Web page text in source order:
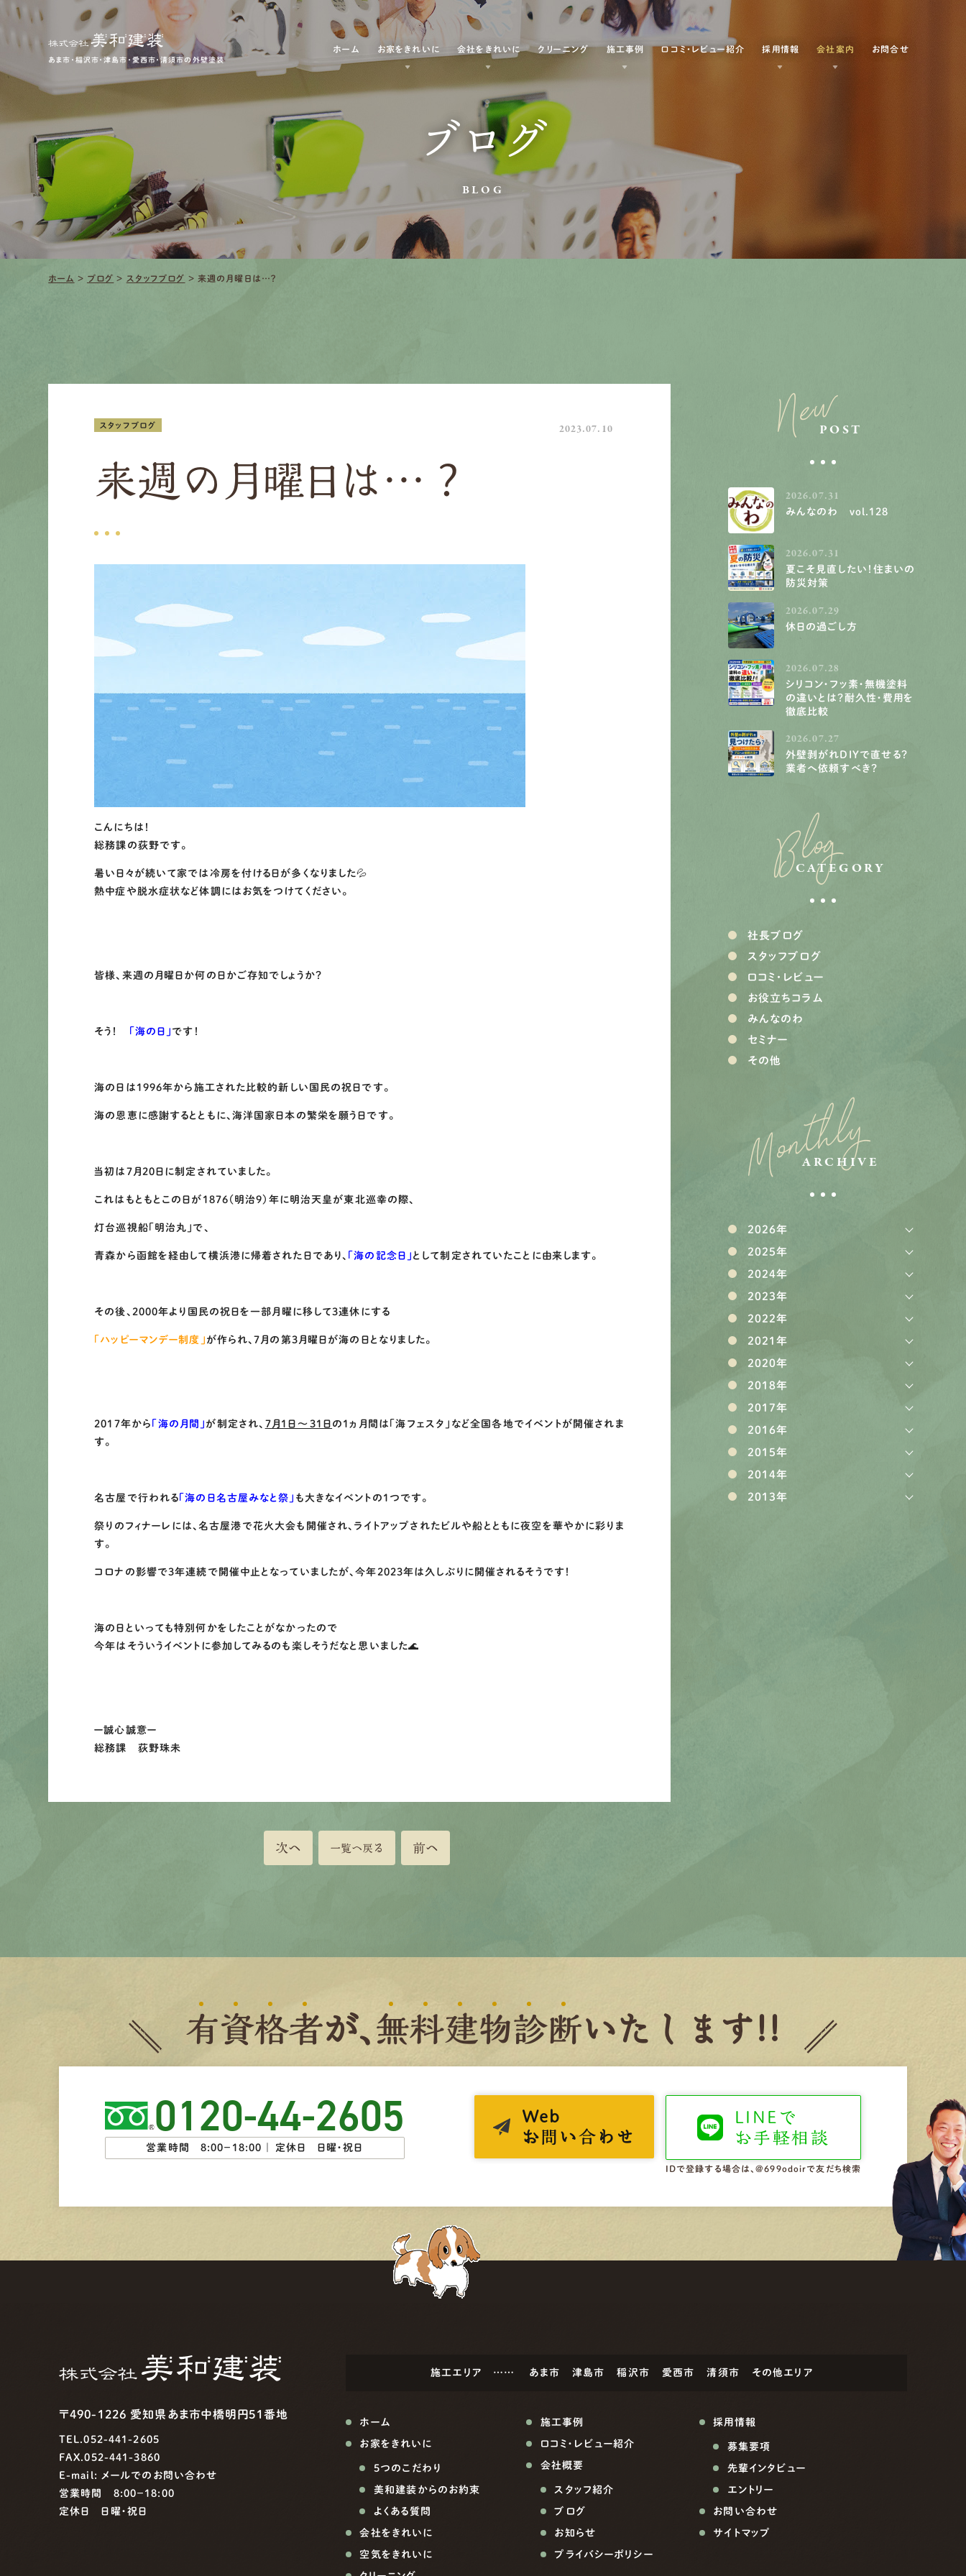
あま市・稲沢市・津島市・愛西市・清須市の外壁塗装
ホーム お家をきれいに 会社をきれいに クリーニング 施工事例 口コミ・レビュー紹介 採用情報 会社案内 お問合せ
ブログ
BLOG
ホーム > ブログ > スタッフブログ > 来週の月曜日は…？
スタッフブログ 2023.07.10
来週の月曜日は…？
こんにちは！
総務課の荻野です。
暑い日々が続いて家では冷房を付ける日が多くなりました💦
熱中症や脱水症状など体調にはお気をつけてください。
皆様、来週の月曜日か何の日かご存知でしょうか？
そう！ 「海の日」 です！
海の日は1996年から施工された比較的新しい国民の祝日です。
海の恩恵に感謝するとともに、海洋国家日本の繁栄を願う日です。
当初は7月20日に制定されていました。
これはもともとこの日が1876（明治9）年に明治天皇が東北巡幸の際、
灯台巡視船「明治丸」で、
青森から函館を経由して横浜港に帰着された日であり、 「海の記念日」 として制定されていたことに由来します。
その後、2000年より国民の祝日を一部月曜に移して3連休にする
「ハッピーマンデー制度」 が作られ、7月の第3月曜日が海の日となりました。
2017年から 「海の月間」 が制定され、 7月1日～31日 の1ヵ月間は「海フェスタ」など全国各地でイベントが開催されま
す。
名古屋で行われる 「海の日名古屋みなと祭」 も大きなイベントの1つです。
祭りのフィナーレには、名古屋港で花火大会も開催され、ライトアップされたビルや船とともに夜空を華やかに彩りま
す。
コロナの影響で3年連続で開催中止となっていましたが、今年2023年は久しぶりに開催されるそうです！
海の日といっても特別何かをしたことがなかったので
今年はそういうイベントに参加してみるのも楽しそうだなと思いました🌊
ー誠心誠意ー
総務課 荻野珠未
次へ 一覧へ戻る 前へ
NewPOST
2026.07.31
みんなのわ vol.128
2026.07.31
夏こそ見直したい！住まいの
防災対策
2026.07.29
休日の過ごし方
2026.07.28
シリコン・フッ素・無機塗料
の違いとは？耐久性・費用を
徹底比較
2026.07.27
外壁剥がれDIYで直せる？
業者へ依頼すべき？
Blog
CATEGORY
社長ブログ
スタッフブログ
口コミ・レビュー
お役立ちコラム
みんなのわ
セミナー
その他
Monthly
ARCHIVE
2026年
2025年
2024年
2023年
2022年
2021年
2020年
2018年
2017年
2016年
2015年
2014年
2013年
有資格者が、 無料建物診断いたします!!
0120-44-2605
営業時間 8:00−18:00 ｜ 定休日 日曜・祝日
Web
お問い合わせ
LINEで
お手軽相談
IDで登録する場合は、@699odoirで友だち検索
〒490-1226 愛知県あま市中橋明円51番地
TEL.052-441-2605
FAX.052-441-3860
E-mail: メールでのお問い合わせ
営業時間 8:00−18:00
定休日 日曜・祝日
施工エリア …… あま市 津島市 稲沢市 愛西市 清須市 その他エリア
ホーム
お家をきれいに
5つのこだわり
美和建装からのお約束
よくある質問
会社をきれいに
空気をきれいに
施工事例
口コミ・レビュー紹介
会社概要
スタッフ紹介
ブログ
お知らせ
プライバシーポリシー
採用情報
募集要項
先輩インタビュー
エントリー
お問い合わせ
サイトマップ